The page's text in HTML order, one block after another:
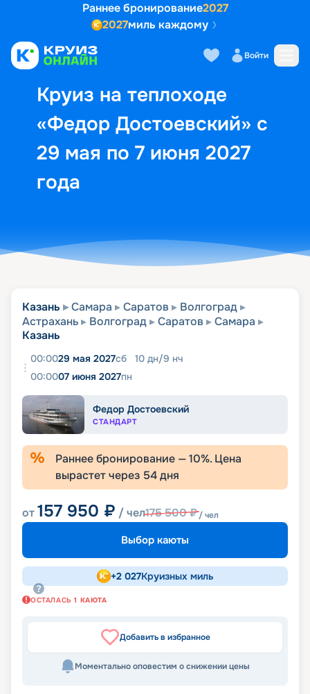
Раннее бронирование2027
2027миль каждому
Войти
Круиз на теплоходе
«Федор Достоевский» с
29 мая по 7 июня 2027
года
Выбор кают Маршрут и
Казань Самара Саратов
Волгоград
Астрахань
Волгоград Саратов
Самара
Казань
00:0029 мая 2027сб 10 дн/9 нч
00:0007 июня 2027пн
Федор Достоевский
СТАНДАРТ
Раннее бронирование —10%. Цена
вырастет через 54дня
от157 950 ₽ / чел175 500₽/ чел
Выбор каюты
+2 027Круизных миль
ОСТАЛАСЬ 1 КАЮТА
Добавить в избранное
Моментально оповестим о снижении цены